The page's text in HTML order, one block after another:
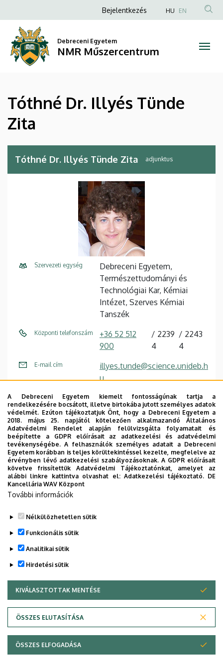
Dr.
Illyés
Tünde
Zita
NMR
Műszercentrum
a
tartalomra
Anonim
fiók
menüje
Bejelentkezés HU EN
Debreceni Egyetem
NMR Műszercentrum
Tóthné Dr. Illyés Tünde
Zita
Tóthné Dr. Illyés Tünde Zita adjunktus
Szervezeti egység
Debreceni Egyetem,
Természettudományi és
Technológiai Kar, Kémiai
Intézet, Szerves Kémiai
Tanszék
Központi telefonszám
+36 52 512
900
2239
4
2243
4
E-mail cím
illyes.tunde@science.unideb.h
u
Cím
4032 Debrecen, Egyetem tér
1.
Épület Kémia épület
Emelet, ajtó
mélyföldszint, E-020, E-027
(kutató laboratorium, oktatói
szoba)
Weboldal
Adatvédelem
Szerzői jog © 2026 Unideb
A Debreceni Egyetem kiemelt fontosságúnak tartja a
rendelkezésére bocsátott, illetve birtokába jutott személyes adatok
védelmét. Ezúton tájékoztatjuk Önt, hogy a Debreceni Egyetem a
2018. május 25. napjától kötelezően alkalmazandó Általános
Adatvédelmi Rendelet alapján felülvizsgálta folyamatait és
beépítette a GDPR előírásait az adatkezelési és adatvédelmi
tevékenységébe. A felhasználók személyes adatait a Debreceni
Egyetem korábban is teljes körültekintéssel kezelte, megfelelve az
érvényben lévő adatkezelési szabályozásoknak. A GDPR előírásait
követve frissítettük Adatvédelmi Tájékoztatónkat, amelyet az
alábbi linkre kattintva olvashat el:Adatkezelési tájékoztató. DE
Kancellária WAV Központ
További információk
Nélkülözhetetlen sütik
Funkcionális sütik
Analitikai sütik
Hirdetési sütik
KIVÁLASZTOTTAK MENTÉSE
ÖSSZES ELUTASÍTÁSA
WITHDRAW CONSENT
ÖSSZES ELFOGADÁSA